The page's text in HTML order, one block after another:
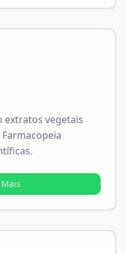
extratos vegetais